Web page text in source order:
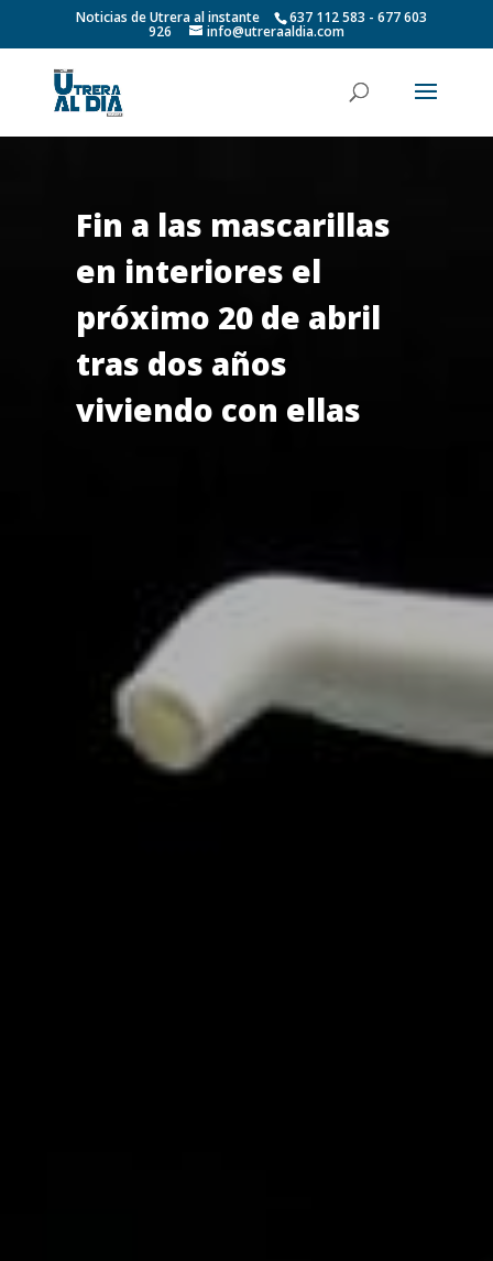
Noticias de Utrera al instante 637 112 583 - 677 603
926 info@utreraaldia.com
Fin a las mascarillas
en interiores el
próximo 20 de abril
tras dos años
viviendo con ellas